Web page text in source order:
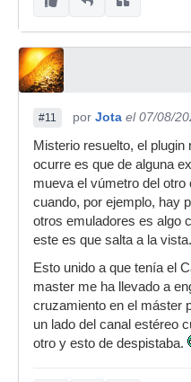
#11 por Jota el 07/08/
Misterio resuelto, el
ocurre es que de alguna
mueva el vúmetro del
cuando, por ejemplo, hay
otros emuladores es algo
este es que salta a la vista.
Esto unido a que tenía el
master me ha llevado a
cruzamiento en el máster
un lado del canal estéreo
otro y esto de despistaba.